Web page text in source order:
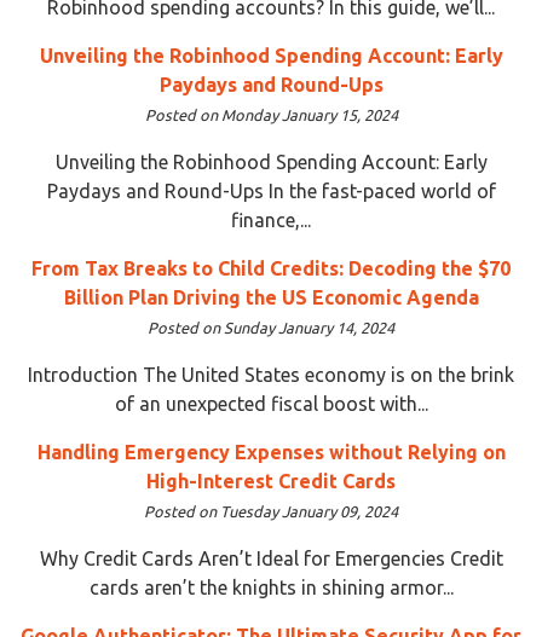
Robinhood spending accounts? In this guide, we’ll...
Unveiling the Robinhood Spending Account: Early
Paydays and Round-Ups
Posted on Monday January 15, 2024
Unveiling the Robinhood Spending Account: Early
Paydays and Round-Ups In the fast-paced world of
finance,...
From Tax Breaks to Child Credits: Decoding the $70
Billion Plan Driving the US Economic Agenda
Posted on Sunday January 14, 2024
Introduction The United States economy is on the brink
of an unexpected fiscal boost with...
Handling Emergency Expenses without Relying on
High-Interest Credit Cards
Posted on Tuesday January 09, 2024
Why Credit Cards Aren’t Ideal for Emergencies Credit
cards aren’t the knights in shining armor...